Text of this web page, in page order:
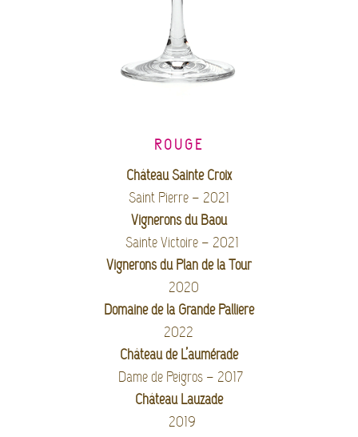
ROUGE
Château Sainte Croix
Saint Pierre – 2021
Vignerons du Baou
Sainte Victoire – 2021
Vignerons du Plan de la Tour
2020
Domaine de la Grande Pallière
2022
Château de L’aumérade
Dame de Peigros – 2017
Château Lauzade
2019